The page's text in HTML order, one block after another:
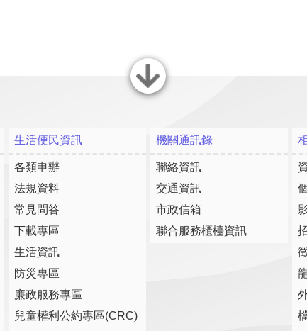
關閉
生活便民資訊
各類申辦
法規資料
常見問答
下載專區
生活資訊
防災專區
廉政服務專區
兒童權利公約專區(CRC)
機關通訊錄
聯絡資訊
交通資訊
市政信箱
聯合服務櫃檯資訊